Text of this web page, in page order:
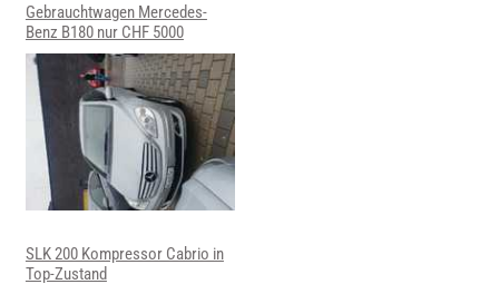
Gebrauchtwagen Mercedes-
Benz B180 nur CHF 5000
SLK 200 Kompressor Cabrio in
Top-Zustand